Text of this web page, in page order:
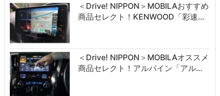
＜Drive! NIPPON＞MOBILAおすすめ
商品セレクト！KENWOOD「彩速…
＜Drive! NIPPON＞MOBILAオススメ
商品セレクト！アルパイン「アル…